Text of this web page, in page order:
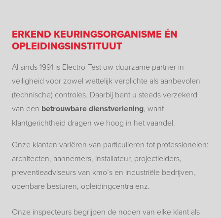
ERKEND KEURINGSORGANISME ÉN
OPLEIDINGSINSTITUUT
Al sinds 1991 is Electro-Test uw duurzame partner in
veiligheid voor zowel wettelijk verplichte als aanbevolen
(technische) controles. Daarbij bent u steeds verzekerd
van een betrouwbare dienstverlening, want
klantgerichtheid dragen we hoog in het vaandel.
Onze klanten variëren van particulieren tot professionelen:
architecten, aannemers, installateur, projectleiders,
preventieadviseurs van kmo’s en industriële bedrijven,
openbare besturen, opleidingcentra enz.
Onze inspecteurs begrijpen de noden van elke klant als